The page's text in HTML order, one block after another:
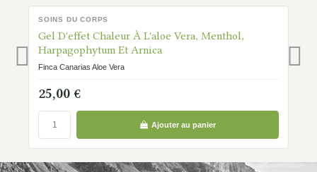
SOINS DU CORPS
Gel D'effet Chaleur À L'aloe Vera, Menthol,
Harpagophytum Et Arnica
Finca Canarias Aloe Vera
25,00 €
Ajouter au panier